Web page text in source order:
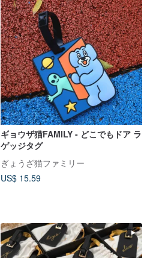
ギョウザ猫FAMILY - どこでもドア ラ
ゲッジタグ
ぎょうざ猫ファミリー
US$ 15.59